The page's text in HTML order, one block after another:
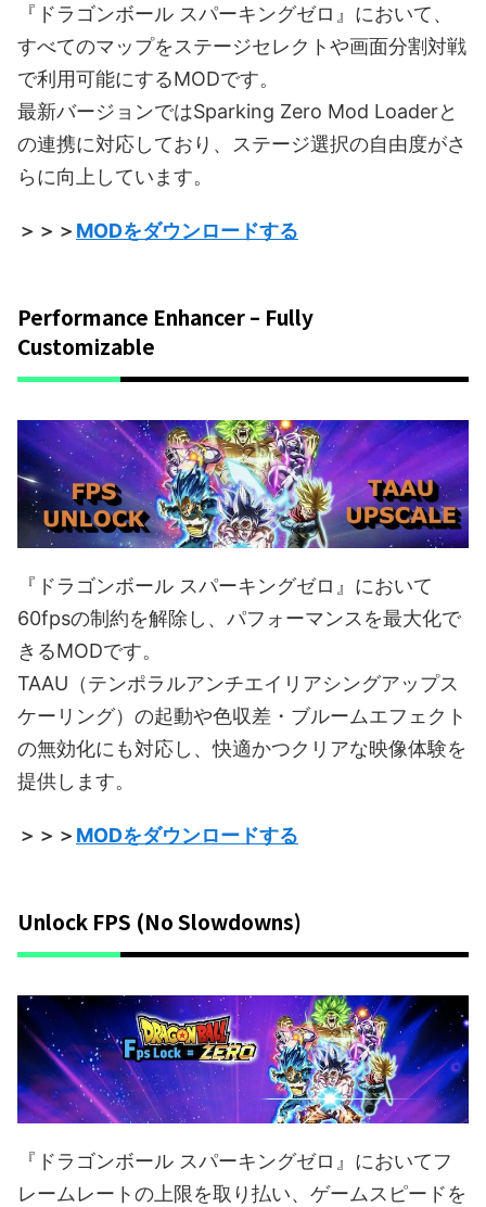
『ドラゴンボール スパーキングゼロ』において、
すべてのマップをステージセレクトや画面分割対戦
で利用可能にするMODです。
最新バージョンではSparking Zero Mod Loaderと
の連携に対応しており、ステージ選択の自由度がさ
らに向上しています。
＞＞＞MODをダウンロードする
Performance Enhancer – Fully
Customizable
『ドラゴンボール スパーキングゼロ』において
60fpsの制約を解除し、パフォーマンスを最大化で
きるMODです。
TAAU（テンポラルアンチエイリアシングアップス
ケーリング）の起動や色収差・ブルームエフェクト
の無効化にも対応し、快適かつクリアな映像体験を
提供します。
＞＞＞MODをダウンロードする
Unlock FPS (No Slowdowns)
『ドラゴンボール スパーキングゼロ』においてフ
レームレートの上限を取り払い、ゲームスピードを